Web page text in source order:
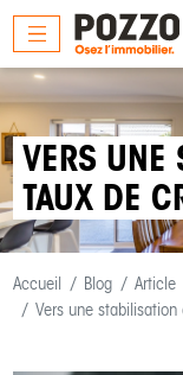
VERS UNE
TAUX DE
Accueil Blog
Article
Vers une